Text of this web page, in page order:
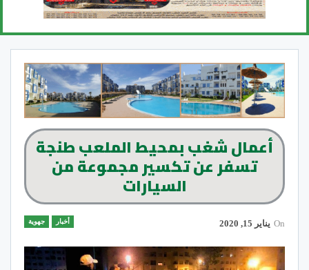
أعمال شغب بمحيط الملعب طنجة
تسفر عن تكسير مجموعة من
السيارات
أخبار جهوية On يناير 15, 2020